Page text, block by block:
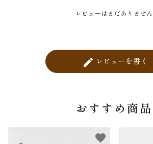
レビューはまだありません
create レビューを書く
おすすめ商品
favorite